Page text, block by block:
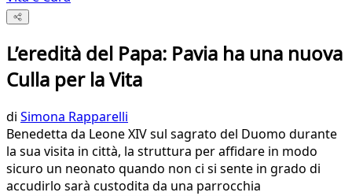
L’eredità del Papa: Pavia ha una nuova
Culla per la Vita
di Simona Rapparelli
Benedetta da Leone XIV sul sagrato del Duomo durante
la sua visita in città, la struttura per affidare in modo
sicuro un neonato quando non ci si sente in grado di
accudirlo sarà custodita da una parrocchia